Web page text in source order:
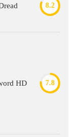
8.2
HD 7.8